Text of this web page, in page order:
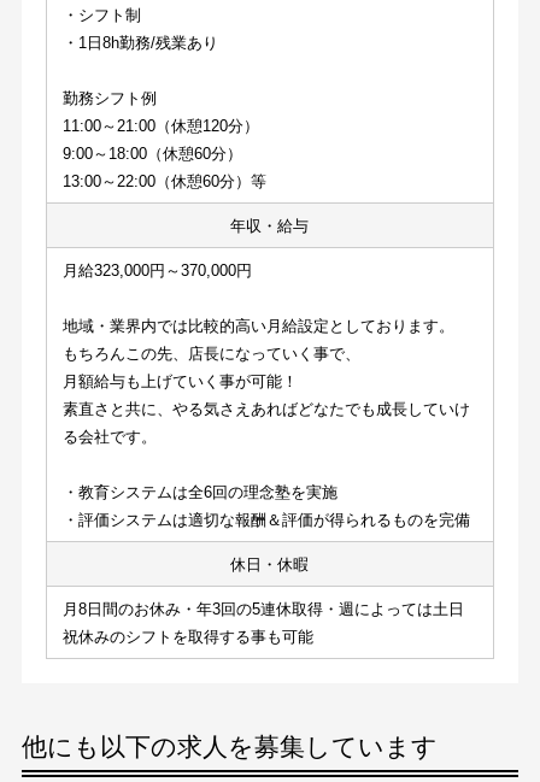
・シフト制
・1日8h勤務/残業あり
勤務シフト例
11:00～21:00（休憩120分）
9:00～18:00（休憩60分）
13:00～22:00（休憩60分）等
年収・給与
月給323,000円～370,000円
地域・業界内では比較的高い月給設定としております。
もちろんこの先、店長になっていく事で、
月額給与も上げていく事が可能！
素直さと共に、やる気さえあればどなたでも成長していけ
る会社です。
・教育システムは全6回の理念塾を実施
・評価システムは適切な報酬＆評価が得られるものを完備
休日・休暇
月8日間のお休み・年3回の5連休取得・週によっては土日
祝休みのシフトを取得する事も可能
他にも以下の求人を募集しています